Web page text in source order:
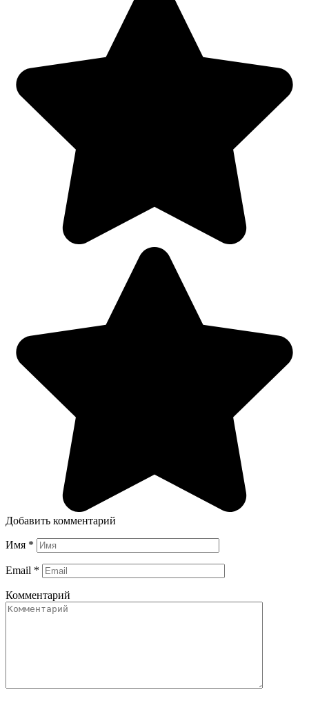
Добавить комментарий
Имя *
Email *
Комментарий